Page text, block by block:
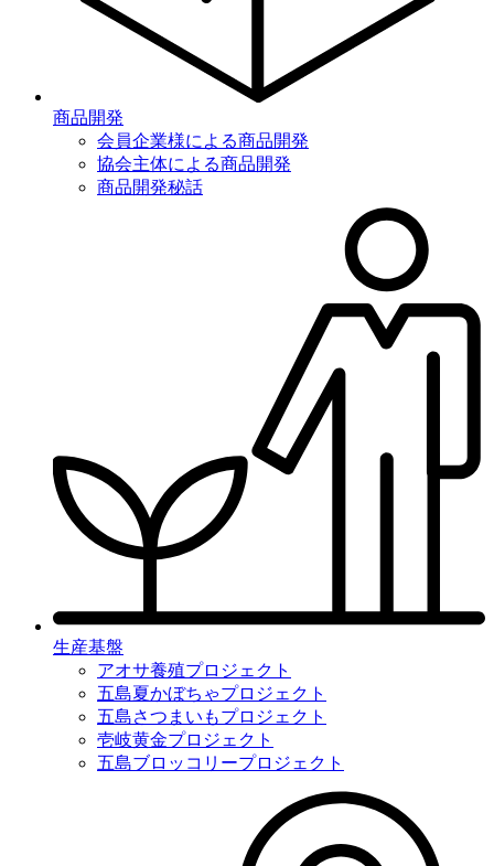
商品開発
会員企業様による商品開発
協会主体による商品開発
商品開発秘話
生産基盤
アオサ養殖プロジェクト
五島夏かぼちゃプロジェクト
五島さつまいもプロジェクト
壱岐黄金プロジェクト
五島ブロッコリープロジェクト